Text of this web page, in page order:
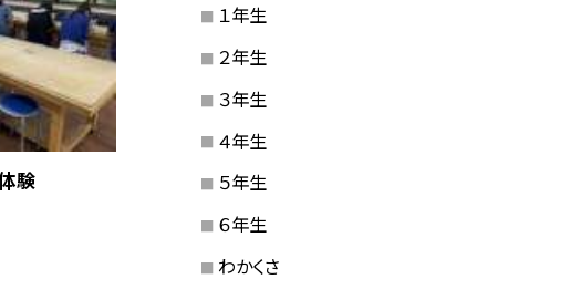
験
１年生
２年生
３年生
４年生
５年生
６年生
わかくさ